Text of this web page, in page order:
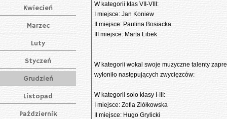
Kwiecień
Marzec
Luty
Styczeń
Grudzień
Listopad
Październik
W kategorii klas VII-VIII:
I miejsce: Jan Koniew
II miejsce: Paulina Bosiacka
III miejsce: Marta Libek
W kategorii wokal swoje muzyczne talenty
wyłoniło następujących zwycięzców:
W kategorii solo klasy I-III:
I miejsce: Zofia Ziółkowska
II miejsce: Hugo Grylicki